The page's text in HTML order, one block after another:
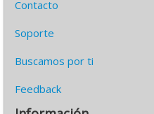
Contacto
Soporte
Buscamos por ti
Feedback